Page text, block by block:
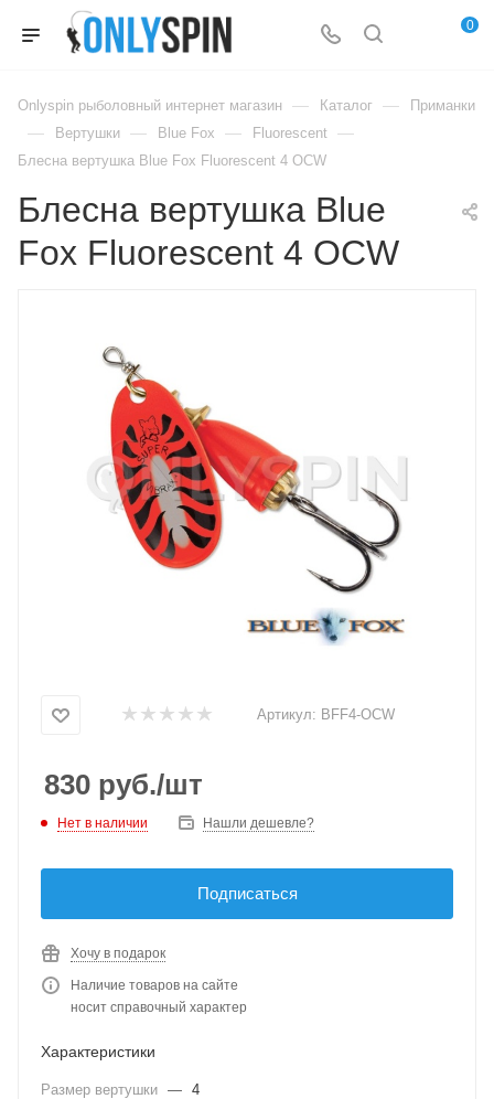
0
Onlyspin рыболовный интернет магазин — Каталог — Приманки
— Вертушки — Blue Fox — Fluorescent —
Блесна вертушка Blue Fox Fluorescent 4 OCW
Блесна вертушка Blue
Fox Fluorescent 4 OCW
Артикул: BFF4-OCW
830 руб./шт
Нет в наличии Нашли дешевле?
Подписаться
Хочу в подарок
Наличие товаров на сайте
носит справочный характер
Характеристики
Размер вертушки — 4